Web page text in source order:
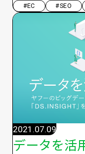
#EC #SEO
データを活
2021.07.09